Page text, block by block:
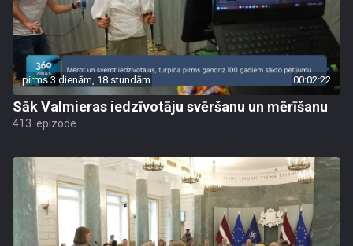
pirms 3 dienām, 18 stundām 00:02:22
Sāk Valmieras iedzīvotāju svēršanu un mērīšanu
413. epizode